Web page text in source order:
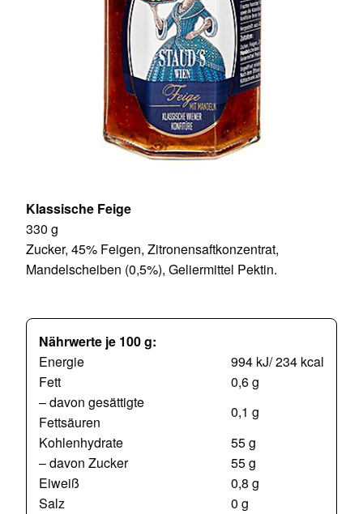
Klassische Feige
330 g
Zucker, 45% Feigen, Zitronensaftkonzentrat,
Mandelscheiben (0,5%), Geliermittel Pektin.
Nährwerte je 100 g:
Energie
994 kJ/ 234 kcal
Fett
0,6 g
– davon gesättigte
Fettsäuren
0,1 g
Kohlenhydrate
55 g
– davon Zucker
55 g
Eiweiß
0,8 g
Salz
0 g